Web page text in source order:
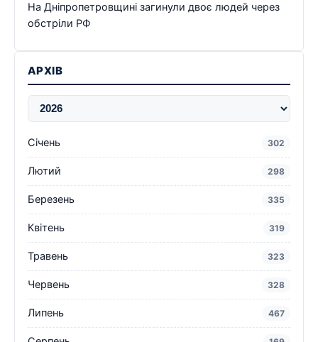
На Дніпропетровщині загинули двоє людей через
обстріли РФ
АРХІВ
Січень 302
Лютий 298
Березень 335
Квітень 319
Травень 323
Червень 328
Липень 467